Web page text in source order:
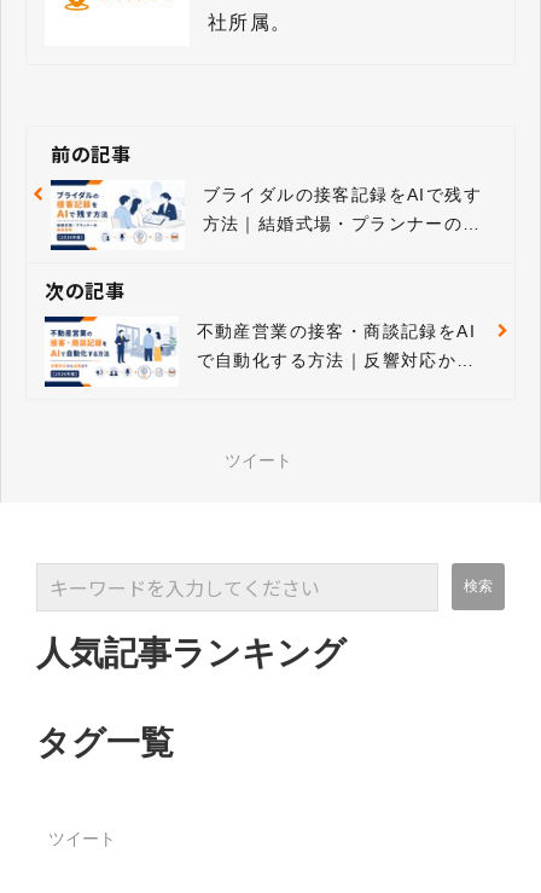
社所属。
前の記事
ブライダルの接客記録をAIで残す
方法｜結婚式場・プランナーの顧
次の記事
不動産営業の接客・商談記録をAI
で自動化する方法｜反響対応から
ツイート
人気記事ランキング
タグ一覧
ツイート